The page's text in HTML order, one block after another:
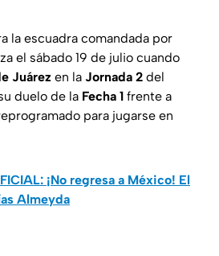
la escuadra comandada por
el sábado 19 de julio cuando
Juárez en la Jornada 2 del
duelo de la Fecha 1 frente a
para jugarse en
¡No regresa a México! El
Almeyda